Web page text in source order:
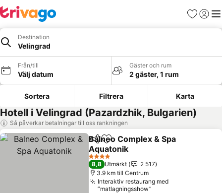
Favoriter
Logga
Destination
Velingrad
Från/till
Välj datum
Gäster och rum
2 gäster, 1 rum
Sortera Filtrera Karta
Hotell i Velingrad (Pazardzhik, Bulgarien)
Så påverkar betalningar till oss rankningen
Dela Lägg till i Mina Favoriter
Balneo Complex & Spa
Aquatonik
Se priser
4 Stjärnor
8,8 Utmärkt
2 517
3.9 km till Centrum
Interaktiv restaurang med
”matlagningsshow”